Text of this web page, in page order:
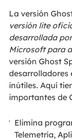
La versión
versión lite
desarrollada
Microsoft para
versión Ghost
desarrolladores
inútiles. Aquí
importantes de
Elimina
Telemetría,